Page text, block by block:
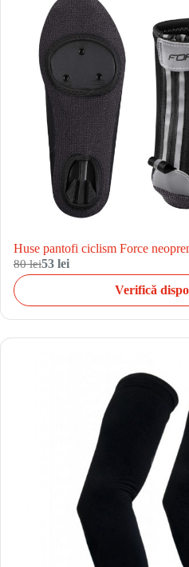
Huse pantofi ciclism Force
80 lei53 lei
Verifică